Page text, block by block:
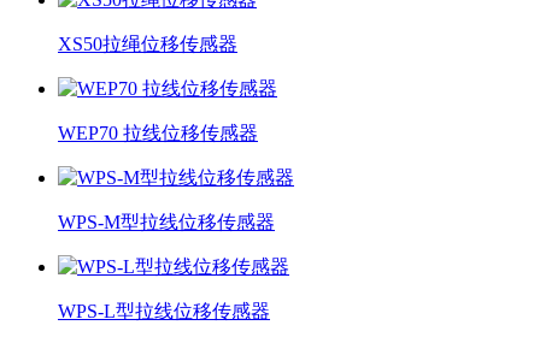
XS50拉绳位移传感器
WEP70 拉线位移传感器
WPS-M型拉线位移传感器
WPS-L型拉线位移传感器